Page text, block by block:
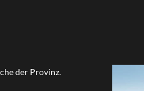
der Provinz.